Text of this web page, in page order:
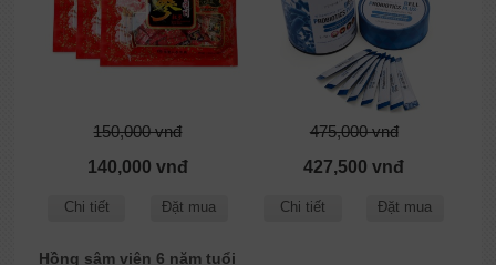
150,000 vnđ
140,000 vnđ
Chi tiết Đặt mua
475,000 vnđ
427,500 vnđ
Chi tiết Đặt mua
Hồng sâm viên 6 năm tuổi